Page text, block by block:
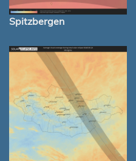
Spitzbergen